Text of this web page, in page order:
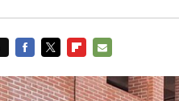
MAIL